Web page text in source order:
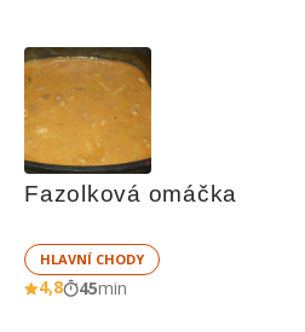
Fazolková omáčka
HLAVNÍ CHODY
4,8 45min